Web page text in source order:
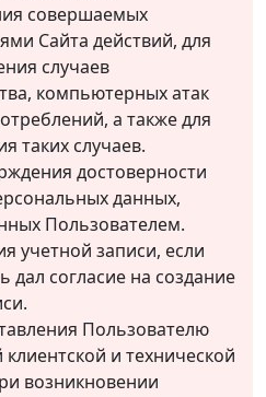
совершаемых
Сайта действий, для
случаев
компьютерных атак
а также для
таких случаев.
достоверности
данных,
Пользователем.
учетной записи, если
дал согласие на создание
Пользователю
и технической
возникновении